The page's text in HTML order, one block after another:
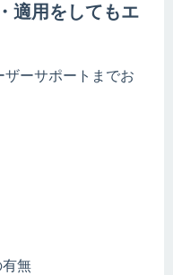
適用をしてもエ
ーサポートまでお
無